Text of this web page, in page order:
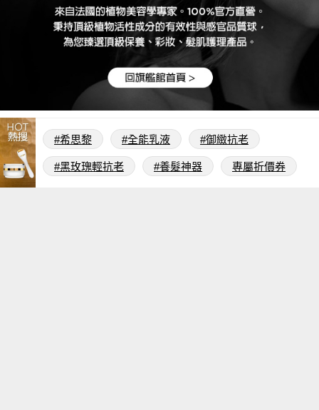
#希思黎 #全能乳液 #御緻抗老
#黑玫瑰輕抗老 #養髮神器 專屬折價券